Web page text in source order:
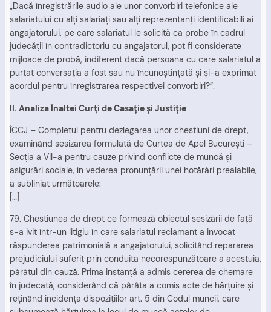
„Dacă înregistrările audio ale unor convorbiri telefonice ale
salariatului cu alţi salariaţi sau alţi reprezentanţi identificabili ai
angajatorului, pe care salariatul le solicită ca probe în cadrul
judecăţii în contradictoriu cu angajatorul, pot fi considerate
mijloace de probă, indiferent dacă persoana cu care salariatul a
purtat conversaţia a fost sau nu încunoştinţată şi şi-a exprimat
acordul pentru înregistrarea respectivei convorbiri?”.
II. Analiza Înaltei Curţi de Casaţie şi Justiţie
ÎCCJ – Completul pentru dezlegarea unor chestiuni de drept,
examinând sesizarea formulată de Curtea de Apel Bucureşti –
Secţia a VII-a pentru cauze privind conflicte de muncă şi
asigurări sociale, în vederea pronunţării unei hotărâri prealabile,
a subliniat următoarele:
[…]
79. Chestiunea de drept ce formează obiectul sesizării de faţă
s-a ivit într-un litigiu în care salariatul reclamant a invocat
răspunderea patrimonială a angajatorului, solicitând repararea
prejudiciului suferit prin conduita necorespunzătoare a acestuia,
pârâtul din cauză. Prima instanţă a admis cererea de chemare
în judecată, considerând că pârâta a comis acte de hărţuire şi
reţinând incidenţa dispoziţiilor art. 5 din Codul muncii, care